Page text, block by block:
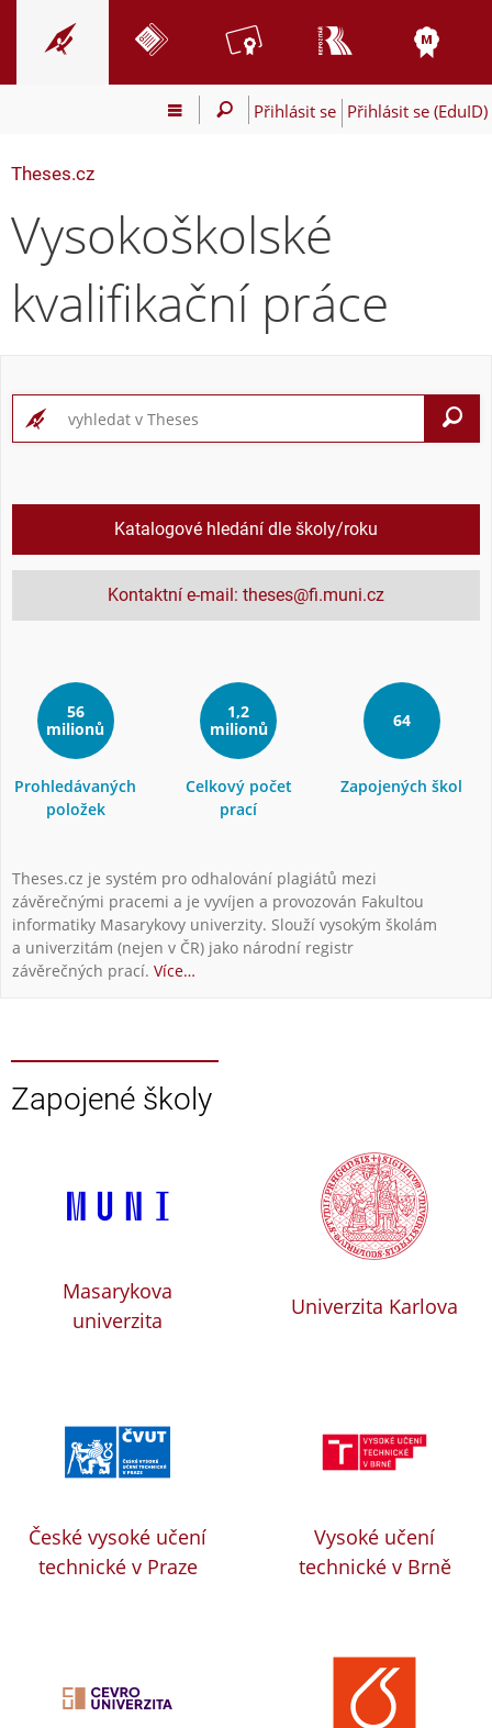
Přihlásit se Přihlásit se (EduID)
Theses.cz
Vysokoškolské
kvalifikační práce
Katalogové hledání dle školy/roku
Kontaktní e-mail: theses@fi.muni.cz
56
milionů
Prohledávaných
položek
1,2
milionů
Celkový počet
prací
64
Zapojených škol
Theses.cz je systém pro odhalování plagiátů mezi
závěrečnými pracemi a je vyvíjen a provozován Fakultou
informatiky Masarykovy univerzity. Slouží vysokým školám
a univerzitám (nejen v ČR) jako národní registr
závěrečných prací. Více…
Zapojené školy
Masarykova
univerzita
Univerzita Karlova
České vysoké učení
technické v Praze
Vysoké učení
technické v Brně